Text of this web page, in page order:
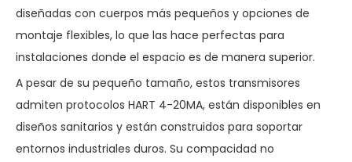
diseñadas con cuerpos más pequeños y opciones de
montaje flexibles, lo que las hace perfectas para
instalaciones donde el espacio es de manera superior.
A pesar de su pequeño tamaño, estos transmisores
admiten protocolos HART 4-20MA, están disponibles en
diseños sanitarios y están construidos para soportar
entornos industriales duros. Su compacidad no